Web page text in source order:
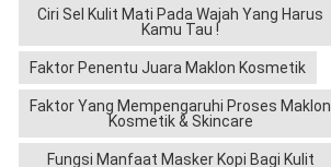
Ciri Sel Kulit Mati Pada Wajah Yang Harus
Kamu Tau !
Faktor Penentu Juara Maklon Kosmetik
Faktor Yang Mempengaruhi Proses Maklon
Kosmetik & Skincare
Fungsi Manfaat Masker Kopi Bagi Kulit